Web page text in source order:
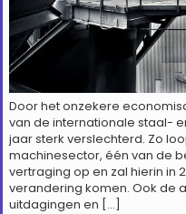
Door het onzekere
van de internationale staal-
jaar sterk verslechterd. Zo
machinesector, één van de
vertraging op en zal hierin in
verandering komen. Ook de
uitdagingen en […]